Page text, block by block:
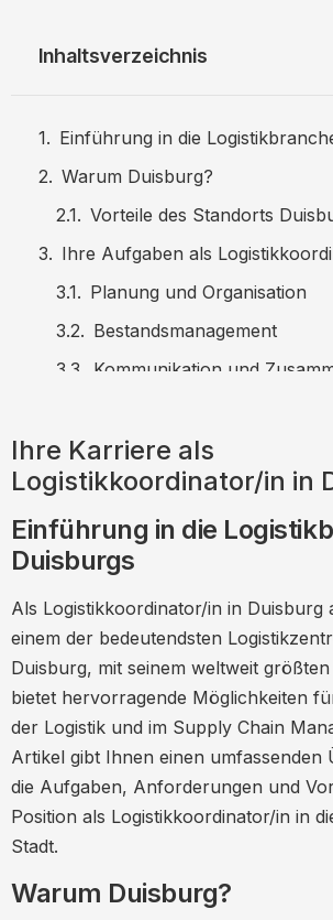
Inhaltsverzeichnis
Einführung in die
Warum Duisburg?
Vorteile des Standorts
Ihre Aufgaben als
Planung und Organisation
Bestandsmanagement
Kommunikation und
Karrierechancen und
Entwicklungsmöglichkeiten
Arbeitsumfeld und
Gehalt und Benefits
Beliebte Arbeitgeber in Duisburg
Zukunft der Logistik in Duisburg
Expertenmeinungen
Networking und
Tipps für den Einstieg
Häufig gestellte Fragen (FAQs)
Welche Qualifikationen
Ihre Karriere als
Logistikkoordinator/in in
Einführung in die
Duisburgs
Als Logistikkoordinator/in in Duisburg
einem der bedeutendsten
Duisburg, mit seinem weltweit
bietet hervorragende Möglichkeiten
der Logistik und im Supply Chain
Artikel gibt Ihnen einen umfassenden
die Aufgaben, Anforderungen und
Position als Logistikkoordinator/in in
Stadt.
Warum Duisburg?